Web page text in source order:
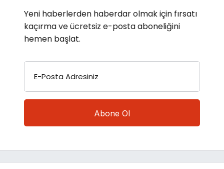
Yeni haberlerden haberdar olmak için fırsatı
kaçırma ve ücretsiz e-posta aboneliğini
hemen başlat.
E-Posta Adresiniz